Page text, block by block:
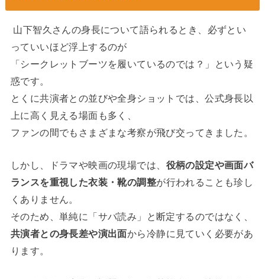
山下智久さんの身長について語られるとき、必ずとい
っていいほど浮上するのが
「シークレットブーツを履いているのでは？」という疑
惑です。
とくに共演者との並びや全身ショットでは、公式身長以
上に高く見える場面も多く、
ファンの間でもさまざまな考察が飛び交ってきました。
しかし、ドラマや映画の現場では、 役柄の設定や画面バ
ランスを重視した衣装・靴の調整が行われることも珍し
くありません。
そのため、単純に「サバ読み」と断定するのではなく、
共演者との身長差や演出面から冷静に見ていく必要があ
ります。